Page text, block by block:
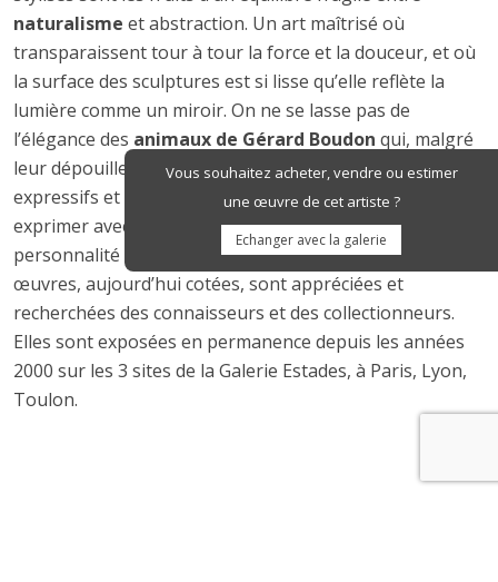
Vous souhaitez acheter, vendre ou estimer
une œuvre de cet artiste ?
Echanger avec la galerie
naturalisme et abstraction. Un art maîtrisé où
transparaissent tour à tour la force et la douceur, et où
la surface des sculptures est si lisse qu’elle reflète la
lumière comme un miroir. On ne se lasse pas de
l’élégance des animaux de Gérard Boudon qui, malgré
leur dépouillement, n’en sont pas moins magistralement
expressifs et attachants. Tout son art consiste à
exprimer avec une grande économie de moyens, la
personnalité et le caractère même de l’animal. Ses
œuvres, aujourd’hui cotées, sont appréciées et
recherchées des connaisseurs et des collectionneurs.
Elles sont exposées en permanence depuis les années
2000 sur les 3 sites de la Galerie Estades, à Paris, Lyon,
Toulon.